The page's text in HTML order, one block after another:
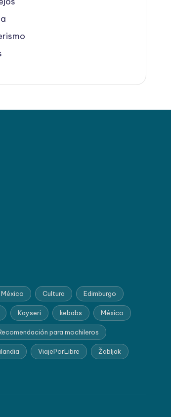
Cultura Edimburgo
Kayseri kebabs México
para mochileros
ViajePorLibre Žabljak